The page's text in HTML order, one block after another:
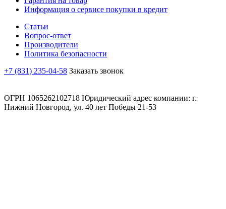
Информация о сервисе покупки в кредит
Статьи
Вопрос-ответ
Производители
Политика безопасности
+7 (831) 235-04-58 Заказать звонок
ОГРН 1065262102718 Юридический адрес компании: г.
Нижний Новгород, ул. 40 лет Победы 21-53